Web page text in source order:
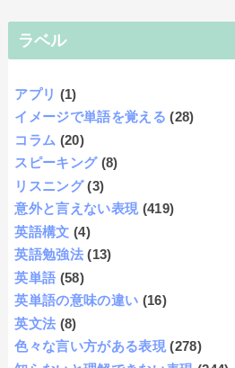
ラベル
アプリ (1)
イメージで単語を覚える (28)
コラム (20)
スピーキング (8)
リスニング (3)
意外と言えない表現 (419)
英語構文 (4)
英語勉強法 (13)
英単語 (58)
英単語の意味の違い (16)
英文法 (8)
色々な言い方がある表現 (278)